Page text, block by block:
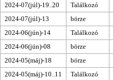
2024-07(júl)-19..20
Találkozó
2024-07(júl)-13
börze
2024-06(jún)-14
Találkozó
2024-06(jún)-08
börze
2024-05(máj)-18
börze
2024-05(máj)-10..11
Találkozó